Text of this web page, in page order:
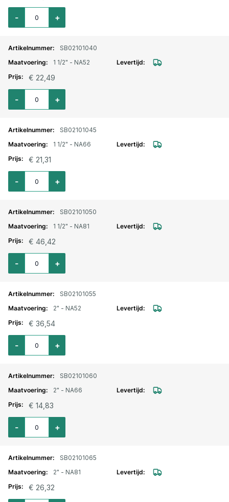
Aantal voor Storz lm. aansluitstuk buitendraad 1 1/4" - NA66
+
-
SB02101040
1 1/2" - NA52
€ 22,49
Aantal voor Storz lm. aansluitstuk buitendraad 1 1/2" - NA52
+
-
SB02101045
1 1/2" - NA66
€ 21,31
Aantal voor Storz lm. aansluitstuk buitendraad 1 1/2" - NA66
+
-
SB02101050
1 1/2" - NA81
€ 46,42
Aantal voor Storz lm. aansluitstuk buitendraad 1 1/2" - NA81
+
-
SB02101055
2" - NA52
€ 36,54
Aantal voor Storz lm. aansluitstuk buitendraad 2" - NA52
+
-
SB02101060
2" - NA66
€ 14,83
Aantal voor Storz lm. aansluitstuk buitendraad 2" - NA66
+
-
SB02101065
2" - NA81
€ 26,32